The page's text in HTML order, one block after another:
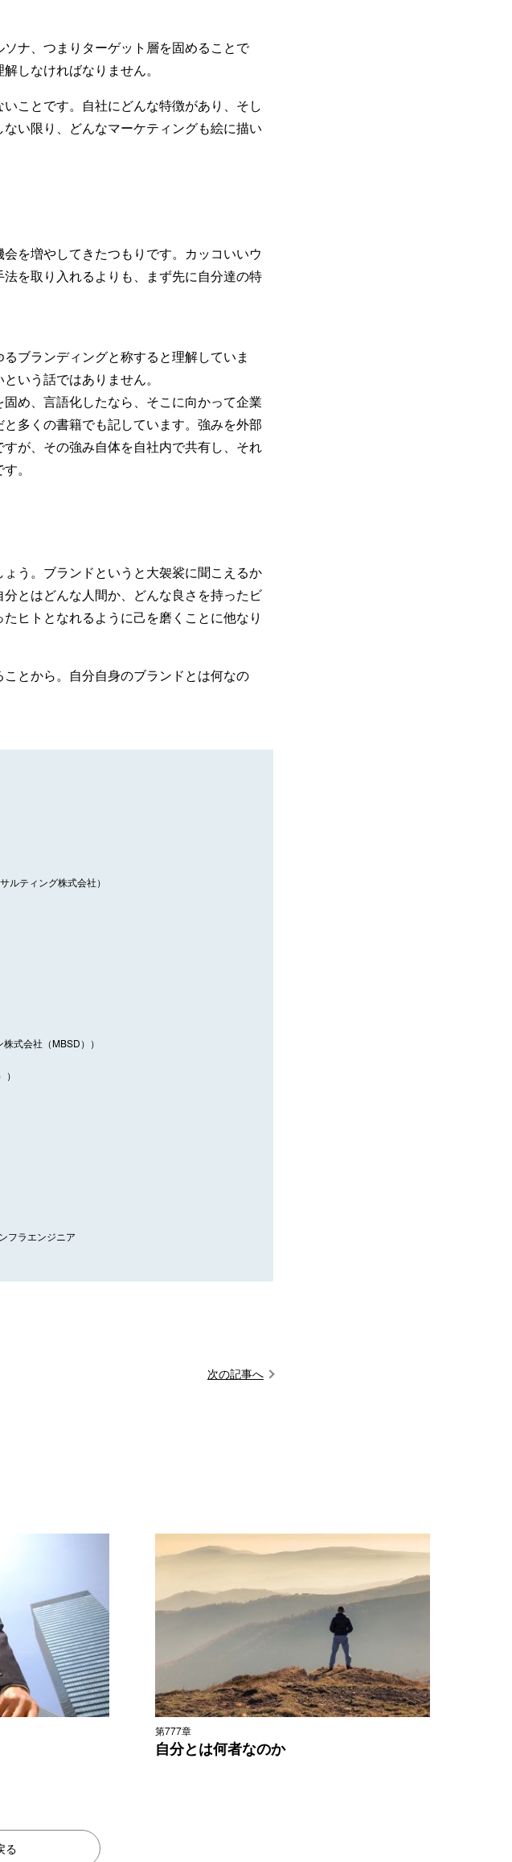
ナ、つまりターゲット層を固めることで
しなければなりません。
ことです。自社にどんな特徴があり、そし
い限り、どんなマーケティングも絵に描い
を増やしてきたつもりです。カッコいいウ
を取り入れるよりも、まず先に自分達の特
ブランディングと称すると理解していま
いう話ではありません。
め、言語化したなら、そこに向かって企業
多くの書籍でも記しています。強みを外部
が、その強み自体を自社内で共有し、それ
。
う。ブランドというと大袈裟に聞こえるか
とはどんな人間か、どんな良さを持ったビ
ヒトとなれるように己を磨くことに他なり
とから。自分自身のブランドとは何なの
ティング株式会社）
式会社（MBSD））
フラエンジニア
次の記事へ
第777章
自分とは何者なのか
る